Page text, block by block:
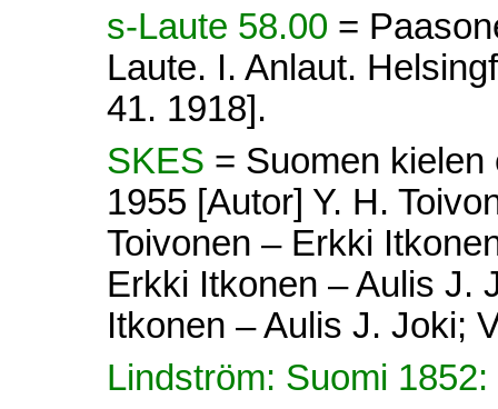
s-Laute 58.00 =
Laute. I. Anlaut.
41. 1918].
SKES = Suomen
1955 [Autor] Y. H.
Toivonen – Erkki
Erkki Itkonen – Aulis J.
Itkonen – Aulis J. Joki;
Lindström: Suomi 1852: